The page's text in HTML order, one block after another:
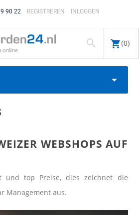
90 22 REGISTREREN INLOGGEN
(0)
WEBSHOPS AUF
und top Preise, dies zeichnet die
Management aus.